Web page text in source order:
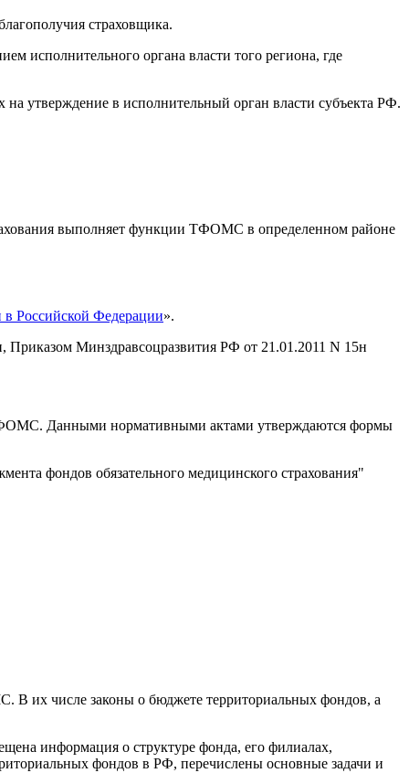
страховщика.
исполнительного органа власти того региона, где
утверждение в исполнительный орган власти субъекта РФ.
выполняет функции ТФОМС в определенном районе
Российской Федерации».
Минздравсоцразвития РФ от 21.01.2011 N 15н
Данными нормативными актами утверждаются формы
фондов обязательного медицинского страхования"
В их числе законы о бюджете территориальных фондов, а
информация о структуре фонда, его филиалах,
фондов в РФ, перечислены основные задачи и